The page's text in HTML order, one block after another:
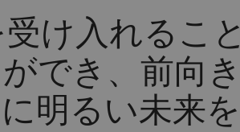
け入れること
でき、前向き
明るい未来を